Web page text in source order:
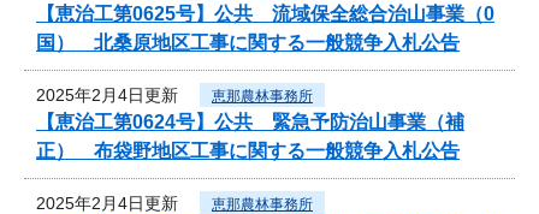
【恵治工第0625号】公共 流域保全総合治山事業（0
国） 北桑原地区工事に関する一般競争入札公告
2025年2月4日更新 恵那農林事務所
【恵治工第0624号】公共 緊急予防治山事業（補
正） 布袋野地区工事に関する一般競争入札公告
2025年2月4日更新 恵那農林事務所